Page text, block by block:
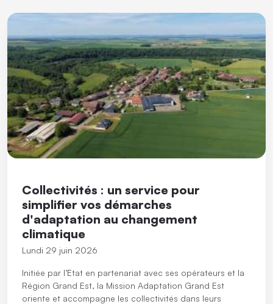
Collectivités : un service pour
simplifier vos démarches
d'adaptation au changement
climatique
Lundi 29 juin 2026
Initiée par l’Etat en partenariat avec ses opérateurs et la
Région Grand Est, la Mission Adaptation Grand Est
oriente et accompagne les collectivités dans leurs